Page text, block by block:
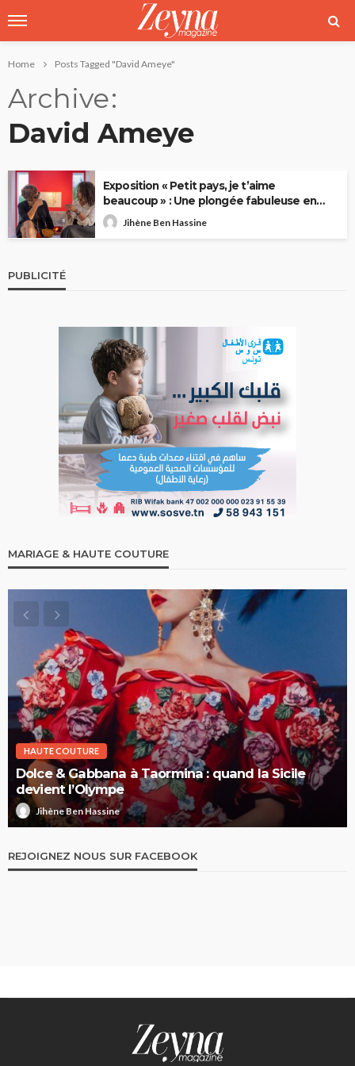
Home Posts Tagged "David Ameye"
Archive
David Ameye
Exposition « Petit pays, je t’aime
beaucoup » : Une plongée fabuleuse en
Tunisie
Jihène Ben Hassine
PUBLICITÉ
MARIAGE & HAUTE COUTURE
HAUTE COUTURE
Dolce & Gabbana à Taormina : quand la Sicile
devient l’Olympe
Jihène Ben Hassine
REJOIGNEZ NOUS SUR FACEBOOK